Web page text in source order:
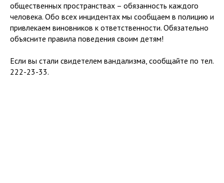
общественных пространствах – обязанность каждого
человека. Обо всех инцидентах мы сообщаем в полицию и
привлекаем виновников к ответственности. Обязательно
объясните правила поведения своим детям!
Если вы стали свидетелем вандализма, сообщайте по тел.
222-23-33.